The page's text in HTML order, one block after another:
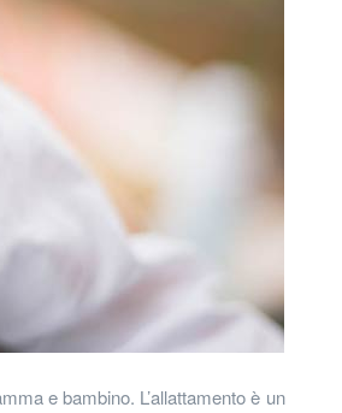
e bambino. L’allattamento è un